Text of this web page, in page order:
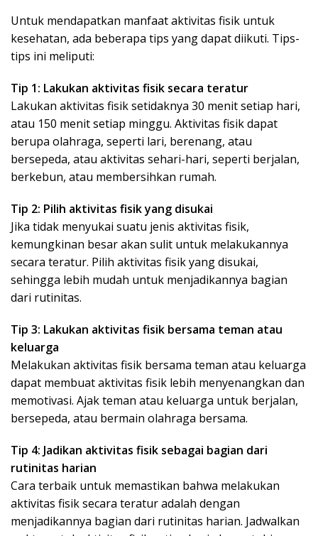
Untuk mendapatkan manfaat aktivitas fisik untuk
kesehatan, ada beberapa tips yang dapat diikuti. Tips-
tips ini meliputi:
Tip 1: Lakukan aktivitas fisik secara teratur
Lakukan aktivitas fisik setidaknya 30 menit setiap hari,
atau 150 menit setiap minggu. Aktivitas fisik dapat
berupa olahraga, seperti lari, berenang, atau
bersepeda, atau aktivitas sehari-hari, seperti berjalan,
berkebun, atau membersihkan rumah.
Tip 2: Pilih aktivitas fisik yang disukai
Jika tidak menyukai suatu jenis aktivitas fisik,
kemungkinan besar akan sulit untuk melakukannya
secara teratur. Pilih aktivitas fisik yang disukai,
sehingga lebih mudah untuk menjadikannya bagian
dari rutinitas.
Tip 3: Lakukan aktivitas fisik bersama teman atau
keluarga
Melakukan aktivitas fisik bersama teman atau keluarga
dapat membuat aktivitas fisik lebih menyenangkan dan
memotivasi. Ajak teman atau keluarga untuk berjalan,
bersepeda, atau bermain olahraga bersama.
Tip 4: Jadikan aktivitas fisik sebagai bagian dari
rutinitas harian
Cara terbaik untuk memastikan bahwa melakukan
aktivitas fisik secara teratur adalah dengan
menjadikannya bagian dari rutinitas harian. Jadwalkan